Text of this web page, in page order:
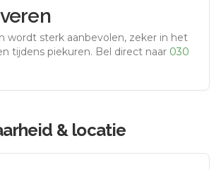
wordt sterk aanbevolen, zeker in het
tijdens piekuren. Bel direct naar 030
& locatie